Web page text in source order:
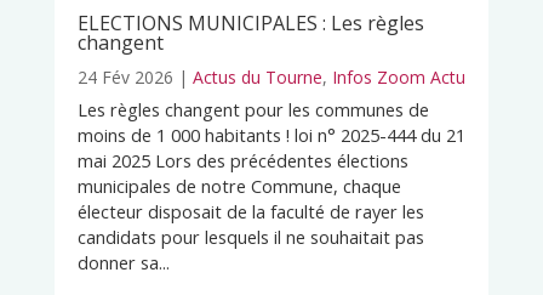
ELECTIONS MUNICIPALES : Les règles
changent
24 Fév 2026 | Actus du Tourne, Infos Zoom Actu
Les règles changent pour les communes de
moins de 1 000 habitants ! loi n° 2025-444 du 21
mai 2025 Lors des précédentes élections
municipales de notre Commune, chaque
électeur disposait de la faculté de rayer les
candidats pour lesquels il ne souhaitait pas
donner sa...